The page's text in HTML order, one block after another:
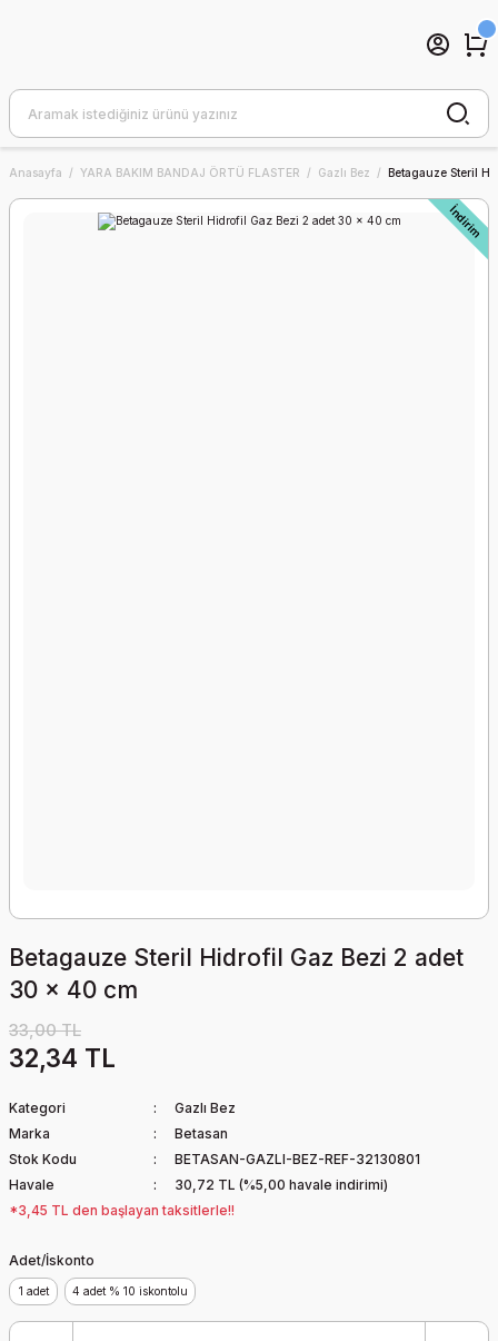
Anasayfa YARA BAKIM BANDAJ ÖRTÜ FLASTER Gazlı Bez Betagauze Steril
İndirim
Betagauze Steril Hidrofil Gaz Bezi 2 adet
30 x 40 cm
33,00 TL
32,34 TL
Kategori
Gazlı Bez
Marka
Betasan
Stok Kodu
BETASAN-GAZLI-BEZ-REF-32130801
Havale
30,72 TL (%5,00 havale indirimi)
*3,45 TL den başlayan taksitlerle!!
Adet/İskonto
1 adet 4 adet % 10 iskontolu